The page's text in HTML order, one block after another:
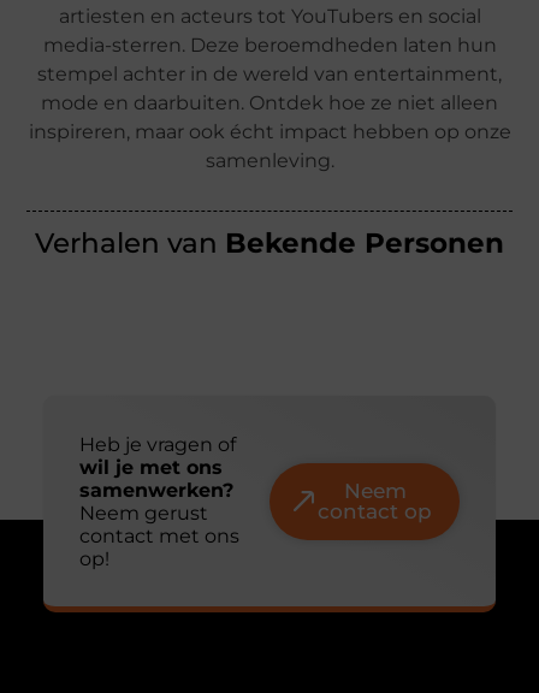
artiesten en acteurs tot YouTubers en social
media-sterren. Deze beroemdheden laten hun
stempel achter in de wereld van entertainment,
mode en daarbuiten. Ontdek hoe ze niet alleen
inspireren, maar ook écht impact hebben op onze
samenleving.
Verhalen van Bekende Personen
Heb je vragen of
wil je met ons
samenwerken?
Neem gerust
contact met ons
op!
Neem
contact op